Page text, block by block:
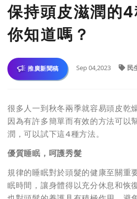
保持頭皮滋潤的4
你知道嗎？
推廣新聞稿 Sep 04,2023 民
很多人一到秋冬兩季就容易頭皮乾
因為有許多簡單而有效的方法可以
潤，可以試下這4種方法。
優質睡眠，呵護秀髮
規律的睡眠對於頭髮的健康至關重
眠時間，讓身體得以充分休息和恢